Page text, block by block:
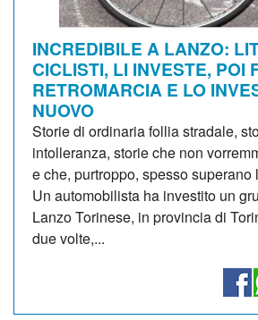
INCREDIBILE A LANZO:
CICLISTI, LI INVESTE, POI
RETROMARCIA E LO
NUOVO
Storie di ordinaria follia stradale,
intolleranza, storie che non
e che, purtroppo, spesso superano
Un automobilista ha investito un
Lanzo Torinese, in provincia di
due volte,...